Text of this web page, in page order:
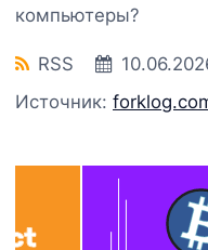
компьютеры?
RSS
Источник: